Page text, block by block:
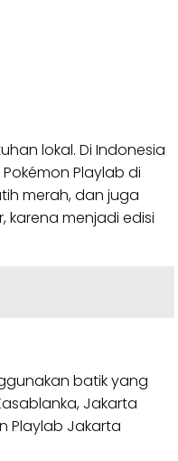
lokal. Di Indonesia
Playlab di
merah, dan juga
karena menjadi edisi
batik yang
Jakarta
Playlab Jakarta